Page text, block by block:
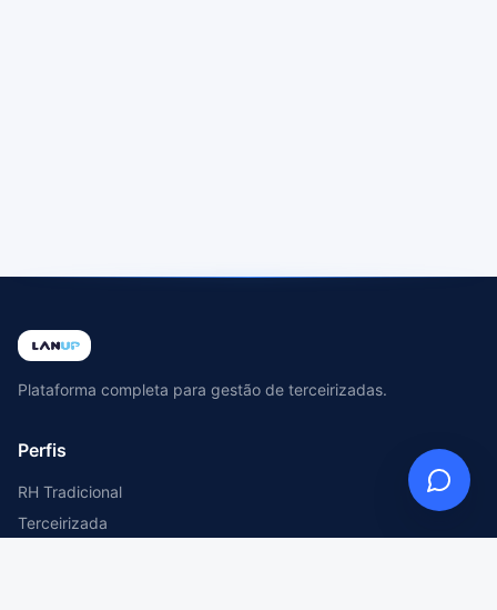
Plataforma completa para gestão de terceirizadas.
Perfis
RH Tradicional
Terceirizada